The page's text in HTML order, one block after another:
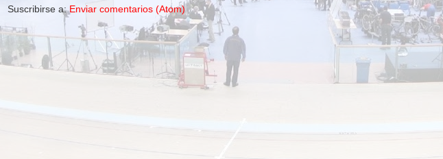
Suscribirse a:Enviar comentarios (Atom)